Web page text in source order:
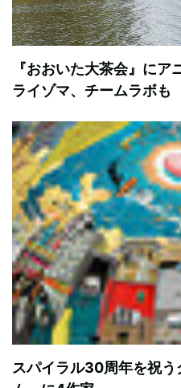
『おおいた大茶会』に
ライゾマ、チームラボも
スパイラル30周年を祝う